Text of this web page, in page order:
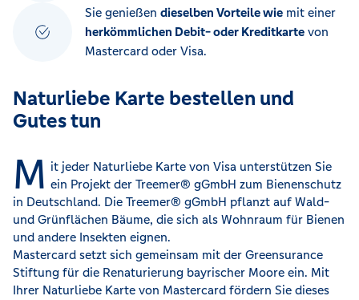
Sie genießen dieselben Vorteile wie mit einer
herkömmlichen Debit- oder Kreditkarte von
Mastercard oder Visa.
Naturliebe Karte bestellen und
Gutes tun
M it jeder Naturliebe Karte von Visa unterstützen Sie
ein Projekt der Treemer® gGmbH zum Bienenschutz
in Deutschland. Die Treemer® gGmbH pflanzt auf Wald-
und Grünflächen Bäume, die sich als Wohnraum für Bienen
und andere Insekten eignen.
Mastercard setzt sich gemeinsam mit der Greensurance
Stiftung für die Renaturierung bayrischer Moore ein. Mit
Ihrer Naturliebe Karte von Mastercard fördern Sie dieses